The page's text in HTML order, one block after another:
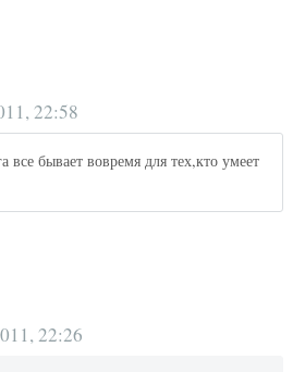
22:58
бывает вовремя для тех,кто умеет
22:26